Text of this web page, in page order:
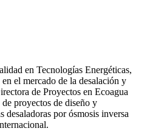
en Tecnologías Energéticas,
el mercado de la desalación y
de Proyectos en Ecoagua
proyectos de diseño y
desaladoras por ósmosis inversa